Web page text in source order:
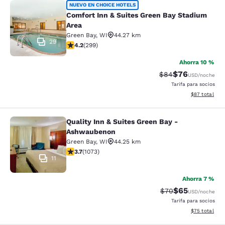
Comfort Inn & Suites Green Bay
29
NUEVO EN CHOICE HOTELS
Comfort Inn & Suites Green Bay Stadium
Area
Green Bay, WI
44.27 km
calificación de 4.19 estrellas. Muy bueno. 299 reseñas
4.2(299)
Ahorra 10 %
Precio tachado:
$84Precio con
$76USD/noche
Tarifa para socios
Ver detalles
$87 total
Quality Inn & Suites Green Bay -
11
Quality Inn & Suites Green Bay -
Ashwaubenon
Green Bay, WI
44.25 km
calificación de 3.66 estrellas. Bueno. 1073 reseñas
3.7(1073)
Ahorra 7 %
Precio tachado:
$70Precio con
$65USD/noche
Tarifa para socios
Ver detalles
$75 total